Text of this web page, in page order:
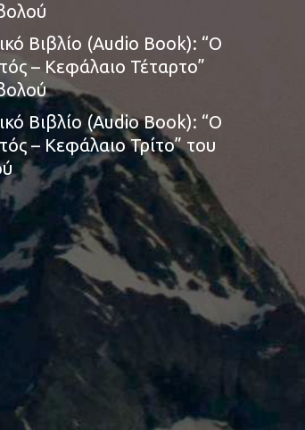
Βιβλίο (Audio Book): “Ο
– Κεφάλαιο Τέταρτο”
Βιβλίο (Audio Book): “Ο
– Κεφάλαιο Τρίτο” του